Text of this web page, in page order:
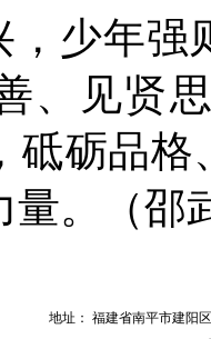
，少年强
、见贤
砥砺品
量。（邵
地址： 福建省南平市建阳